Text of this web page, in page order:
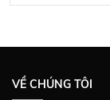
VỀ CHÚNG TÔI